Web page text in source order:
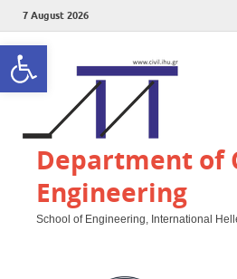
Open toolbar
7 August 2026
Department of
Engineering
School of Engineering, International